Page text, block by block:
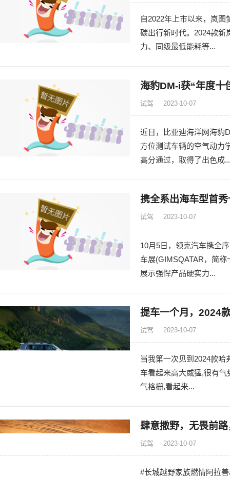
自2022年上市以来，岚
碳出行新时代。2024款新
力、同级最低能耗等...
海豹DM-i获“年度十
试驾 2023-10-07
近日，比亚迪海洋网海豹
方位测试车辆的空气动力
高分通过，取得了出色成
携全系出海车型首
试驾 2023-10-07
10月5日，领克汽车携全
车展(GIMSQATAR，简
展示强悍产品硬实力...
提车一个月，2024
试驾 2023-10-07
当我第一次见到2024款
车看起来高大威猛,很有气
气格栅,看起来...
肆意撒野，无畏前
试驾 2023-10-07
#长城越野家族燃情阿拉